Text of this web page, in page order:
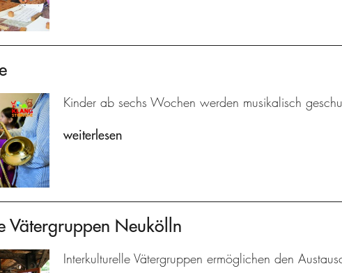
Kinder ab sechs Wochen werden musikalisch
weiterlesen
Vätergruppen Neukölln
Interkulturelle Vätergruppen ermöglichen den